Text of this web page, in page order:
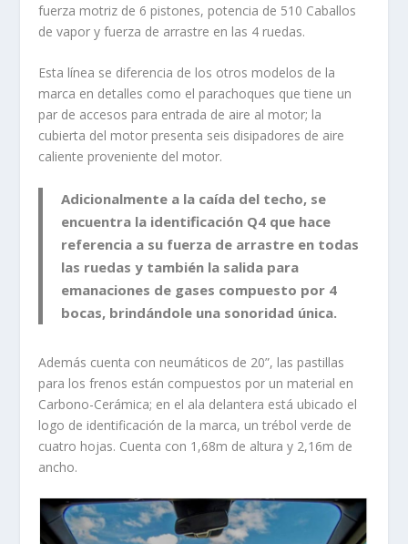
fuerza motriz de 6 pistones, potencia de 510 Caballos
de vapor y fuerza de arrastre en las 4 ruedas.
Esta línea se diferencia de los otros modelos de la
marca en detalles como el parachoques que tiene un
par de accesos para entrada de aire al motor; la
cubierta del motor presenta seis disipadores de aire
caliente proveniente del motor.
Adicionalmente a la caída del techo, se
encuentra la identificación Q4 que hace
referencia a su fuerza de arrastre en todas
las ruedas y también la salida para
emanaciones de gases compuesto por 4
bocas, brindándole una sonoridad única.
Además cuenta con neumáticos de 20”, las pastillas
para los frenos están compuestos por un material en
Carbono-Cerámica; en el ala delantera está ubicado el
logo de identificación de la marca, un trébol verde de
cuatro hojas. Cuenta con 1,68m de altura y 2,16m de
ancho.